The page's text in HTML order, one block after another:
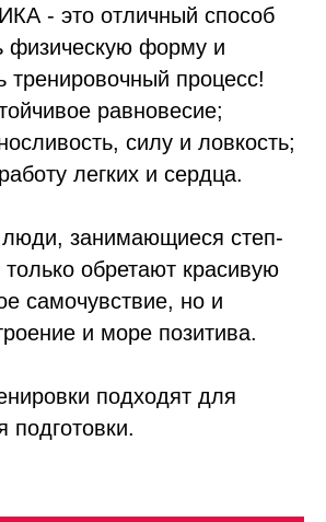
- это отличный способ
физическую форму и
тренировочный процесс!
равновесие;
силу и ловкость;
легких и сердца.
люди, занимающиеся степ-
обретают красивую
самочувствие, но и
и море позитива.
подходят для
подготовки.